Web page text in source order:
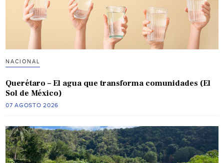
NACIONAL
Querétaro – El agua que transforma comunidades (El
Sol de México)
07 AGOSTO 2026